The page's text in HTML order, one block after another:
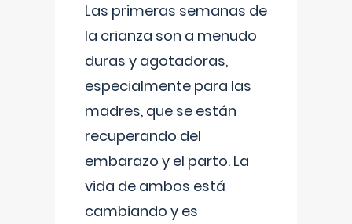
Las primeras semanas de
la crianza son a menudo
duras y agotadoras,
especialmente para las
madres, que se están
recuperando del
embarazo y el parto. La
vida de ambos está
cambiando y es